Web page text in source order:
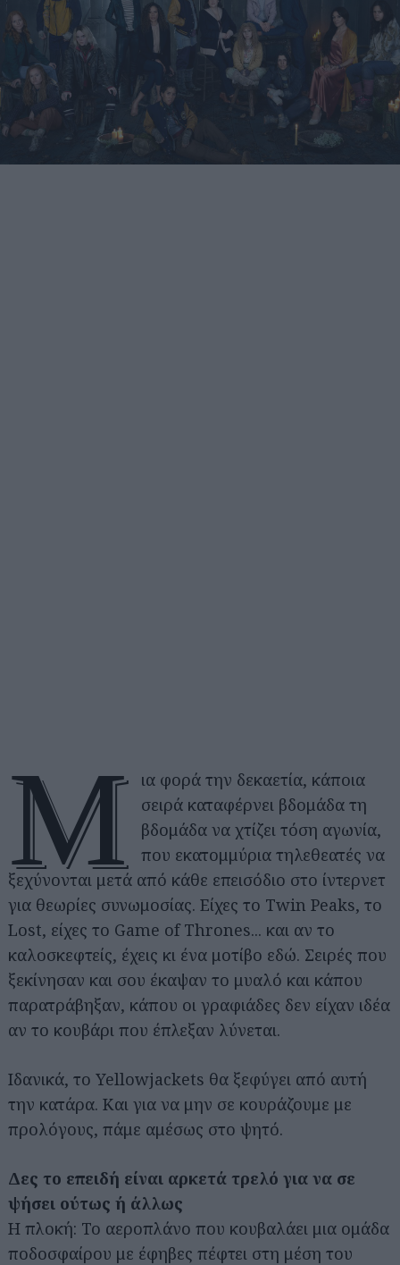
Μ
ια φορά την δεκαετία, κάποια
σειρά καταφέρνει βδομάδα τη
βδομάδα να χτίζει τόση αγωνία,
που εκατομμύρια τηλεθεατές να
ξεχύνονται μετά από κάθε επεισόδιο στο ίντερνετ
για θεωρίες συνωμοσίας. Είχες το Twin Peaks, το
Lost, είχες το Game of Thrones... και αν το
καλοσκεφτείς, έχεις κι ένα μοτίβο εδώ. Σειρές που
ξεκίνησαν και σου έκαψαν το μυαλό και κάπου
παρατράβηξαν, κάπου οι γραφιάδες δεν είχαν ιδέα
αν το κουβάρι που έπλεξαν λύνεται.
Ιδανικά, το Yellowjackets θα ξεφύγει από αυτή
την κατάρα. Και για να μην σε κουράζουμε με
προλόγους, πάμε αμέσως στο ψητό.
Δες το επειδή είναι αρκετά τρελό για να σε
ψήσει ούτως ή άλλως
Η πλοκή: Το αεροπλάνο που κουβαλάει μια ομάδα
ποδοσφαίρου με έφηβες πέφτει στη μέση του